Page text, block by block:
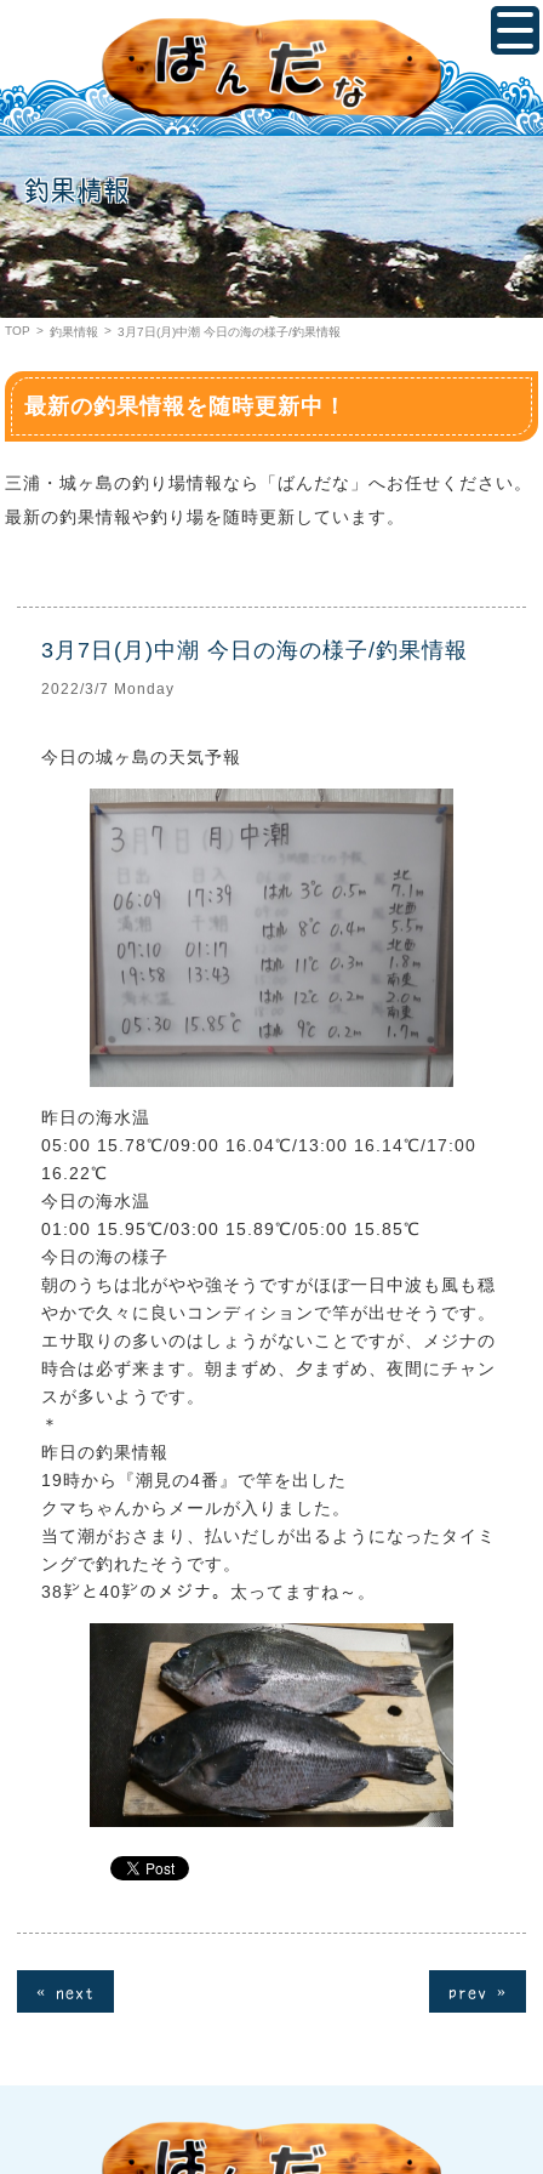
釣果情報
TOP > 釣果情報 > 3月7日(月)中潮 今日の海の様子/釣果情報
最新の釣果情報を随時更新中！
三浦・城ヶ島の釣り場情報なら「ばんだな」へお任せください。
最新の釣果情報や釣り場を随時更新しています。
3月7日(月)中潮 今日の海の様子/釣果情報
2022/3/7 Monday
今日の城ヶ島の天気予報
昨日の海水温
05:00 15.78℃/09:00 16.04℃/13:00 16.14℃/17:00
16.22℃
今日の海水温
01:00 15.95℃/03:00 15.89℃/05:00 15.85℃
今日の海の様子
朝のうちは北がやや強そうですがほぼ一日中波も風も穏
やかで久々に良いコンディションで竿が出せそうです。
エサ取りの多いのはしょうがないことですが、メジナの
時合は必ず来ます。朝まずめ、夕まずめ、夜間にチャン
スが多いようです。
＊
昨日の釣果情報
19時から『潮見の4番』で竿を出した
クマちゃんからメールが入りました。
当て潮がおさまり、払いだしが出るようになったタイミ
ングで釣れたそうです。
38㌢と40㌢のメジナ。太ってますね～。
« next prev »